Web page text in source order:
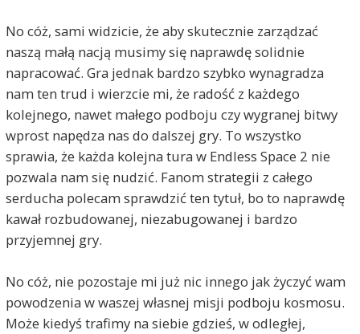
No cóż, sami widzicie, że aby skutecznie zarządzać
naszą małą nacją musimy się naprawdę solidnie
napracować. Gra jednak bardzo szybko wynagradza
nam ten trud i wierzcie mi, że radość z każdego
kolejnego, nawet małego podboju czy wygranej bitwy
wprost napędza nas do dalszej gry. To wszystko
sprawia, że każda kolejna tura w Endless Space 2 nie
pozwala nam się nudzić. Fanom strategii z całego
serducha polecam sprawdzić ten tytuł, bo to naprawdę
kawał rozbudowanej, niezabugowanej i bardzo
przyjemnej gry.
No cóż, nie pozostaje mi już nic innego jak życzyć wam
powodzenia w waszej własnej misji podboju kosmosu.
Może kiedyś trafimy na siebie gdzieś, w odległej,